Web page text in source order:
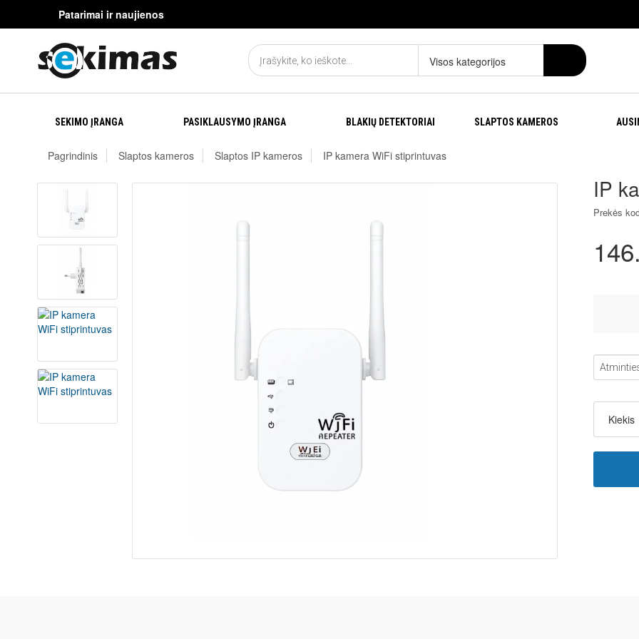
Patarimai ir naujienos
Visos kategorijos
SEKIMO ĮRANGA PASIKLAUSYMO ĮRANGA BLAKIŲ DETEKTORIAI SLAPTOS KAMEROS
KONTAKTAI
Pagrindinis Slaptos kameros Slaptos IP kameros IP kamera WiFi stiprintuvas
IP
Prekės
Kiekis